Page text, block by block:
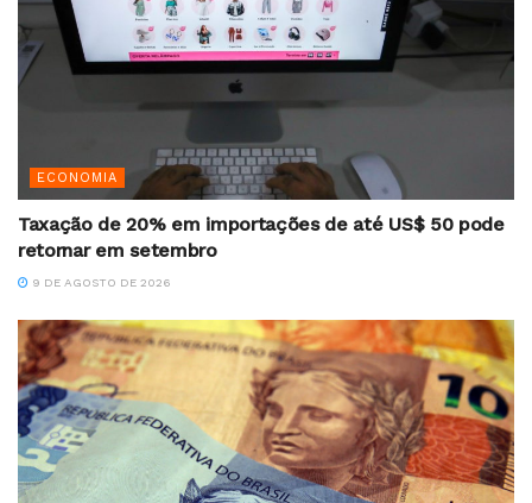
ECONOMIA
Taxação de 20% em importações de até US$ 50 pode
retornar em setembro
9 DE AGOSTO DE 2026